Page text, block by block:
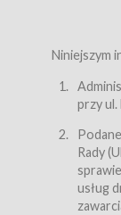
§ 2
Niniejszym
przy ul.
Rady
usług